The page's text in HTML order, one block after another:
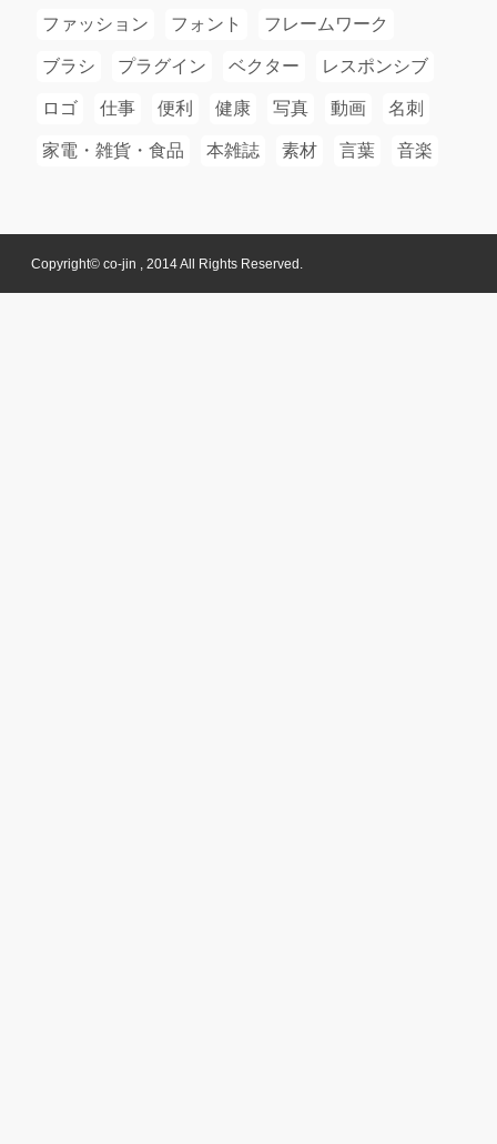
ファッション フォント フレームワーク
ブラシ プラグイン ベクター レスポンシブ
ロゴ 仕事 便利 健康 写真 動画 名刺
家電・雑貨・食品 本雑誌 素材 言葉 音楽
Copyright© co-jin , 2014 All Rights Reserved.